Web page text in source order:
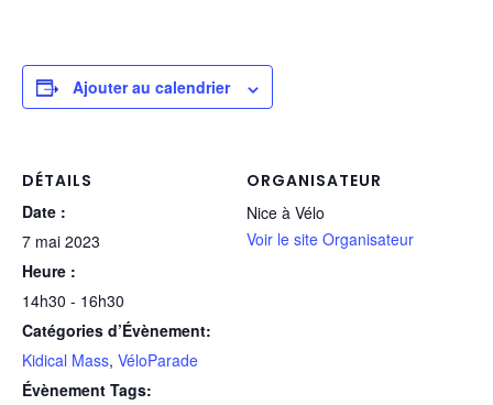
Ajouter au calendrier
DÉTAILS
Date :
7 mai 2023
Heure :
14h30 - 16h30
Catégories d’Évènement:
Kidical Mass, VéloParade
Évènement Tags:
ORGANISATEUR
Nice à Vélo
Voir le site Organisateur